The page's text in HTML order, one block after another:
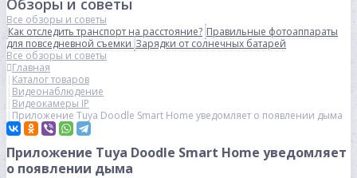
Обзоры и советы
Все обзоры и советы
Как отследить транспорт на расстояние? Правильные фотоаппараты
для повседневной съемкиЗарядки от солнечных батарей
Все обзоры и советы
Главная
Каталог товаров
Видеонаблюдение
Видеокамеры IP
Приложение Tuya Doodle Smart Home уведомляет о появлении дыма
Приложение Tuya Doodle Smart Home уведомляет
о появлении дыма